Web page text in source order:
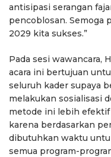
antisipasi serangan
pencoblosan. Semoga
2029 kita sukses.”
Pada sesi wawancara,
acara ini bertujuan
seluruh kader supaya
melakukan sosialisasi
metode ini lebih efektif
karena berdasarkan
dibutuhkan waktu
semua program-